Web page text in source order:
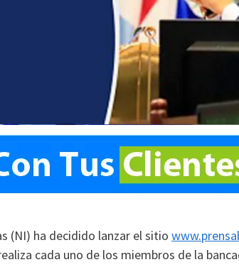
(NI) ha decidido lanzar el sitio
cada uno de los miembros de la